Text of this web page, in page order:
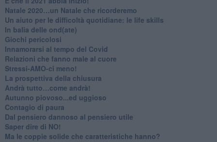
​Natale 2020…un Natale che ricorderemo
Un aiuto per le difficoltà quotidiane: le life skills
​In balia delle ond(ate)
Giochi pericolosi
Innamorarsi al tempo del Covid
​Relazioni che fanno male al cuore
​Stressi-AMO-ci meno!
​La prospettiva della chiusura
​Andrà tutto…come andrà!
Autunno piovoso...ed uggioso
​Contagio di paura
​Dal pensiero dannoso al pensiero utile
​Saper dire di NO!
​Ma le coppie solide che caratteristiche hanno?